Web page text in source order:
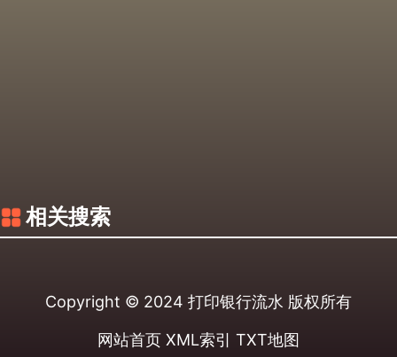
相关搜索
Copyright © 2024 打印银行流水 版权所有
网站首页 XML索引 TXT地图